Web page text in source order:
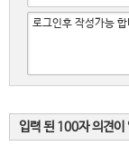
입력 된 100자 의견이